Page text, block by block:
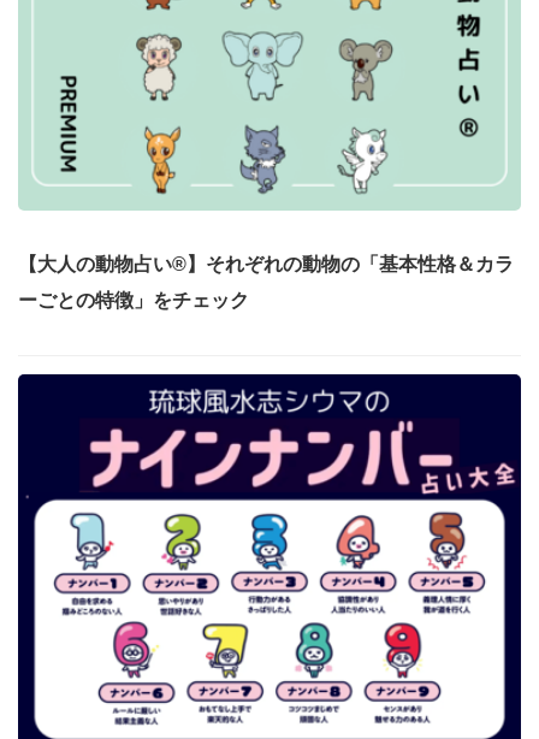
【大人の動物占い®】それぞれの動物の「基本性格＆カラ
ーごとの特徴」をチェック